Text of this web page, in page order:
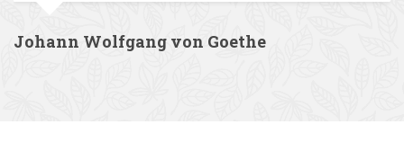
Johann Wolfgang von Goethe